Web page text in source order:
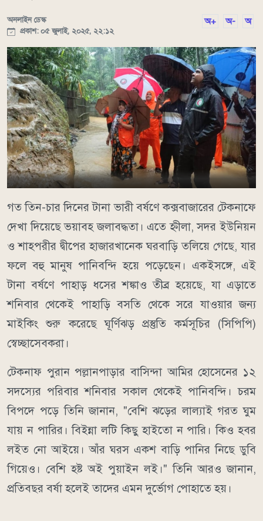
অনলাইন ডেস্ক
প্রকাশ: ০৫ জুলাই, ২০২৫, ২২:১২
অ+ অ- অ
গত তিন-চার দিনের টানা ভারী বর্ষণে কক্সবাজারের টেকনাফে
দেখা দিয়েছে ভয়াবহ জলাবদ্ধতা। এতে হ্নীলা, সদর ইউনিয়ন
ও শাহপরীর দ্বীপের হাজারখানেক ঘরবাড়ি তলিয়ে গেছে, যার
ফলে বহু মানুষ পানিবন্দি হয়ে পড়েছেন। একইসঙ্গে, এই
টানা বর্ষণে পাহাড় ধসের শঙ্কাও তীব্র হয়েছে, যা এড়াতে
শনিবার থেকেই পাহাড়ি বসতি থেকে সরে যাওয়ার জন্য
মাইকিং শুরু করেছে ঘূর্ণিঝড় প্রস্তুতি কর্মসূচির (সিপিপি)
স্বেচ্ছাসেবকরা।
টেকনাফ পুরান পল্লানপাড়ার বাসিন্দা আমির হোসেনের ১২
সদস্যের পরিবার শনিবার সকাল থেকেই পানিবন্দি। চরম
বিপদে পড়ে তিনি জানান, "বেশি ঝড়ের লাল্যাই গরত ঘুম
যায় ন পারির। বিইন্না লটি কিছু হাইতো ন পারি। কিও হবর
লইত নো আইয়ে। আঁর ঘরস একশ বাড়ি পানির নিছে ডুবি
গিয়েও। বেশি হষ্ট অই পুয়াইন লই।" তিনি আরও জানান,
প্রতিবছর বর্ষা হলেই তাদের এমন দুর্ভোগ পোহাতে হয়।